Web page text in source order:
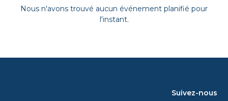
Nous n'avons trouvé aucun événement planifié pour
l'instant.
Suivez-nous